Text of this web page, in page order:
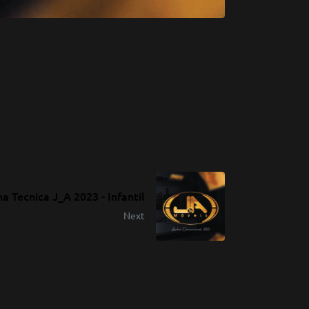
Tecnica J_A 2023 - Infantil
Next